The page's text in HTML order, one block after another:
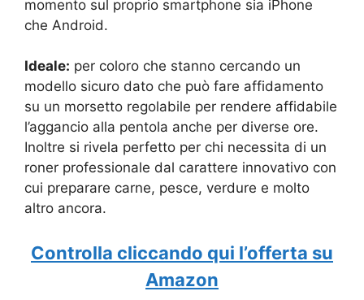
momento sul proprio smartphone sia iPhone
che Android.
Ideale: per coloro che stanno cercando un
modello sicuro dato che può fare affidamento
su un morsetto regolabile per rendere affidabile
l’aggancio alla pentola anche per diverse ore.
Inoltre si rivela perfetto per chi necessita di un
roner professionale dal carattere innovativo con
cui preparare carne, pesce, verdure e molto
altro ancora.
Controlla cliccando qui l’offerta su
Amazon